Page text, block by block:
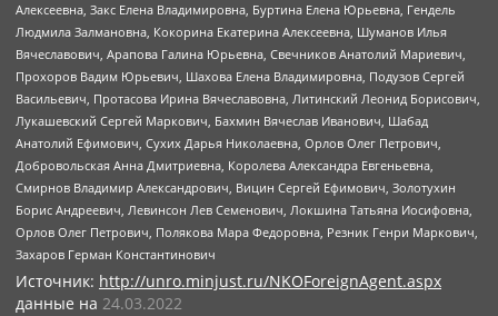
Алексеевна, Закс Елена Владимировна, Буртина Елена Юрьевна, Гендель
Людмила Залмановна, Кокорина Екатерина Алексеевна, Шуманов Илья
Вячеславович, Арапова Галина Юрьевна, Свечников Анатолий Мариевич,
Прохоров Вадим Юрьевич, Шахова Елена Владимировна, Подузов Сергей
Васильевич, Протасова Ирина Вячеславовна, Литинский Леонид Борисович,
Лукашевский Сергей Маркович, Бахмин Вячеслав Иванович, Шабад
Анатолий Ефимович, Сухих Дарья Николаевна, Орлов Олег Петрович,
Добровольская Анна Дмитриевна, Королева Александра Евгеньевна,
Смирнов Владимир Александрович, Вицин Сергей Ефимович, Золотухин
Борис Андреевич, Левинсон Лев Семенович, Локшина Татьяна Иосифовна,
Орлов Олег Петрович, Полякова Мара Федоровна, Резник Генри Маркович,
Захаров Герман Константинович
Источник: http://unro.minjust.ru/NKOForeignAgent.aspx
данные на 24.03.2022